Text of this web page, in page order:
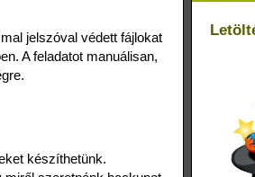
jelszóval védett fájlokat
A feladatot manuálisan,
készíthetünk.